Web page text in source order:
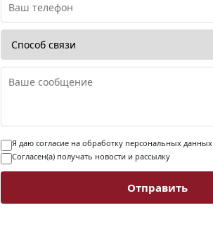
Я даю согласие на обработку персональных данных
Согласен(а) получать новости и рассылку
Отправить